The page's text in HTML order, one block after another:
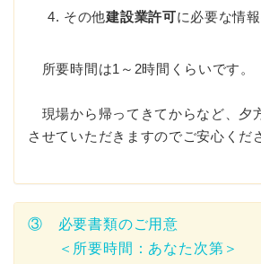
その他建設業許可に必要な情
所要時間は1～2時間くらいです。
現場から帰ってきてからなど、夕
させていただきますのでご安心くだ
③ 必要書類のご用意
＜所要時間：あなた次第＞